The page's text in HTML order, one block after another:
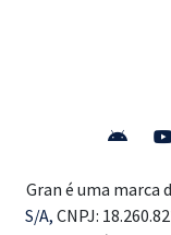
Gran é uma marca
S/A, CNPJ: